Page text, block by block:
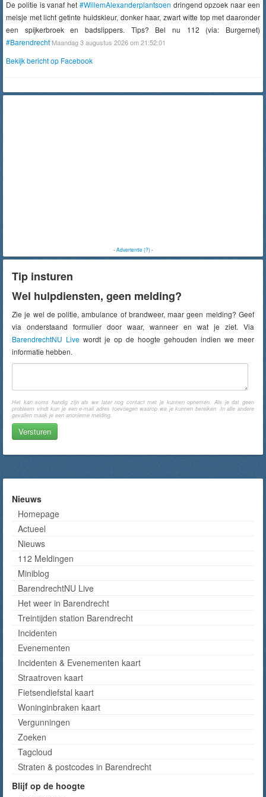
De politie is vanaf het #WillemAlexanderplantsoen dringend opzoek naar een
meisje met licht getinte huidskleur, donker haar, zwart witte top met daaronder
een spijkerbroek en badslippers. Tips? Bel nu 112 (via: Burgernet)
#Barendrecht Maandag 3 augustus 2026 om 21:52:01
Bekijk bericht op Facebook
-Advertentie (?)-
Tip insturen
Wel hulpdiensten, geen melding?
Zie je wel de politie, ambulance of brandweer, maar geen melding? Geef
via onderstaand formulier door waar, wanneer en wat je ziet. Via
BarendrechtNU Live wordt je op de hoogte gehouden indien we meer
informatie hebben.
Het kan soms handig zijn als we later nog contact met je kunnen opnemen. Als je dat geen
probleem vindt kun je een e-mail adres toevoegen waarop we je kunnen bereiken. In alle andere
gevallen maak je een anonieme melding.
Nieuws
Homepage
Actueel
Nieuws
112 Meldingen
Miniblog
BarendrechtNU Live
Het weer in Barendrecht
Treintijden station Barendrecht
Incidenten
Evenementen
Incidenten & Evenementen kaart
Straatroven kaart
Fietsendiefstal kaart
Woninginbraken kaart
Vergunningen
Zoeken
Tagcloud
Straten & postcodes in Barendrecht
Blijf op de hoogte